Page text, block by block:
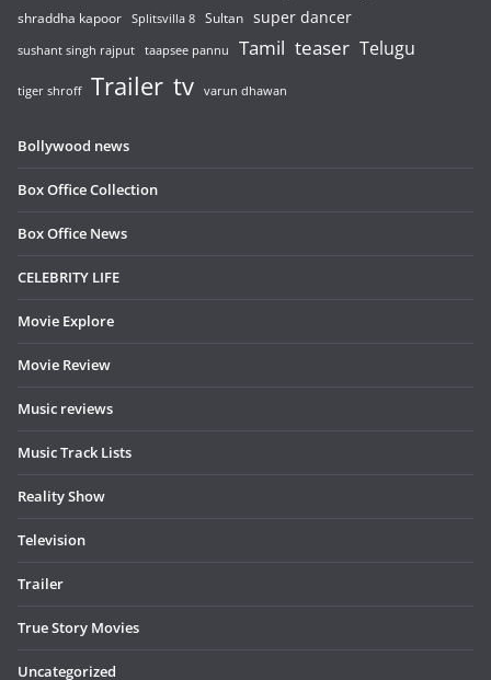
shraddha kapoor Splitsvilla 8 Sultan super dancer
sushant singh rajput taapsee pannu Tamil teaser Telugu
tiger shroff Trailer tv varun dhawan
Bollywood news
Box Office Collection
Box Office News
CELEBRITY LIFE
Movie Explore
Movie Review
Music reviews
Music Track Lists
Reality Show
Television
Trailer
True Story Movies
Uncategorized